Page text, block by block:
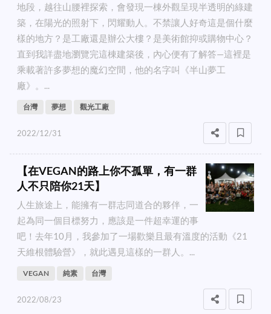
地段，越往山腰裡探索，會發現一棟外觀呈現半透明的綠建
築，在陽光的照射下，閃耀動人。不禁讓人好奇這是個什麼
樣的地方？是工廠還是辦公大樓？是美術館抑或購物中心？
直到我詳盡地瀏覽完這棟建築後，內心便有了解答—這裡是
乘載著許多夢想的魔幻空間，他的名字叫《半山夢工
廠》。...
台灣 夢想 觀光工廠
2022/12/31
【在VEGAN的路上你不孤單，有一群
人不只陪你21天】
人生旅途上，能擁有一群志同道合的夥伴，一
起為同一個目標努力，應該是一件超幸運的事
吧！去年10月，我參加了一場歡樂且最有溫度的活動《21
天維根體驗營》，就此遇見這樣的一群人。...
VEGAN 純素 台灣
2022/08/23